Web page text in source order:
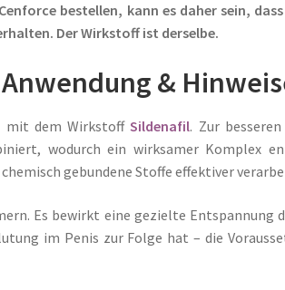
bestellen, kann es daher sein,
Der Wirkstoff ist derselbe.
&
mit dem WirkstoffSildenafil. Zur
wodurch ein wirksamer Komplex
gebundene Stoffe effektiver
Es bewirkt eine gezielte Entspannung
im Penis zur Folge hat – die